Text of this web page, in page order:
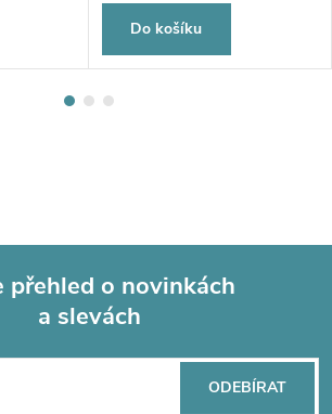
Do košíku
přehled o novinkách
a slevách
ODEBÍRAT